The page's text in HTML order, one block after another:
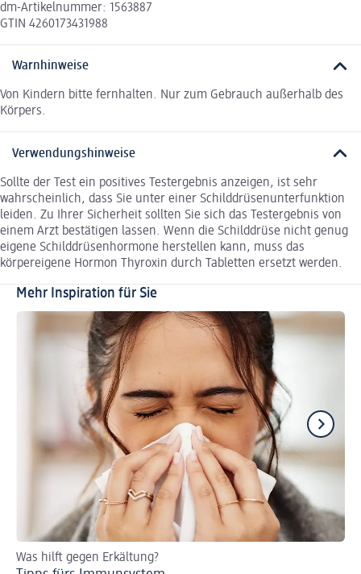
dm-Artikelnummer: 1563887
GTIN 4260173431988
Warnhinweise
Von Kindern bitte fernhalten. Nur zum Gebrauch außerhalb des
Körpers.
Verwendungshinweise
Sollte der Test ein positives Testergebnis anzeigen, ist sehr
wahrscheinlich, dass Sie unter einer Schilddrüsenunterfunktion
leiden. Zu Ihrer Sicherheit sollten Sie sich das Testergebnis von
einem Arzt bestätigen lassen. Wenn die Schilddrüse nicht genug
eigene Schilddrüsenhormone herstellen kann, muss das
körpereigene Hormon Thyroxin durch Tabletten ersetzt werden.
Mehr Inspiration für Sie
Was hilft gegen Erkältung?